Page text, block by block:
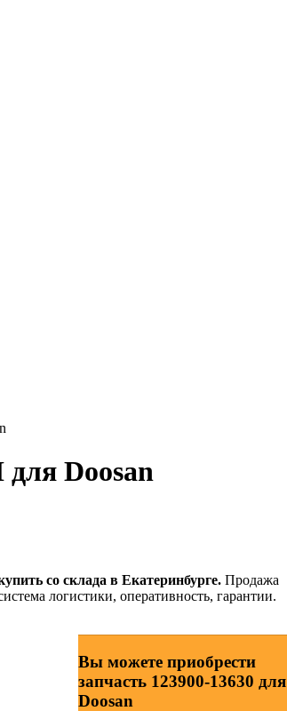
Doosan
со склада в Екатеринбурге. Продажа
логистики, оперативность, гарантии.
Вы можете приобрести
запчасть 123900-13630 для
Doosan